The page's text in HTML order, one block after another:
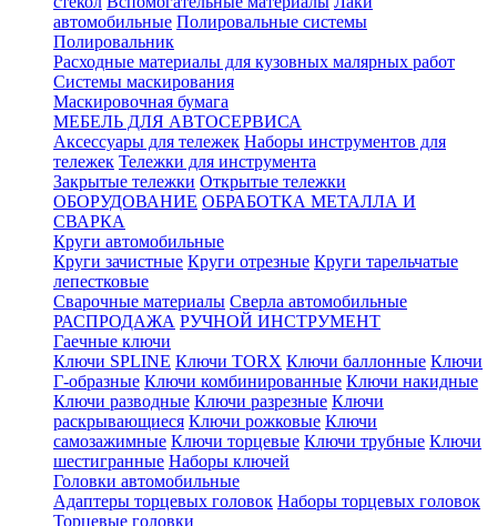
автомобильные Полировальные системы
Полировальник
Расходные материалы для кузовных малярных работ
Системы маскирования
Маскировочная бумага
МЕБЕЛЬ ДЛЯ АВТОСЕРВИСА
Аксессуары для тележек Наборы инструментов для
тележек Тележки для инструмента
Закрытые тележки Открытые тележки
ОБОРУДОВАНИЕ ОБРАБОТКА МЕТАЛЛА И
СВАРКА
Круги автомобильные
Круги зачистные Круги отрезные Круги тарельчатые
лепестковые
Сварочные материалы Сверла автомобильные
РАСПРОДАЖА РУЧНОЙ ИНСТРУМЕНТ
Гаечные ключи
Ключи SPLINE Ключи TORX Ключи баллонные Ключи
Г-образные Ключи комбинированные Ключи накидные
Ключи разводные Ключи разрезные Ключи
раскрывающиеся Ключи рожковые Ключи
самозажимные Ключи торцевые Ключи трубные Ключи
шестигранные Наборы ключей
Головки автомобильные
Адаптеры торцевых головок Наборы торцевых головок
Торцевые головки